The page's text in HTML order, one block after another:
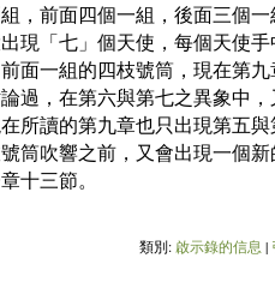
，前面四個一組，後面三個一
現「七」個天使，每個天使手
面一組的四枝號筒，現在第
過，在第六與第七之異象中
所讀的第九章也只出現第五與
筒吹響之前，又會出現一個
十三節。
類別: 啟示錄的信息 |